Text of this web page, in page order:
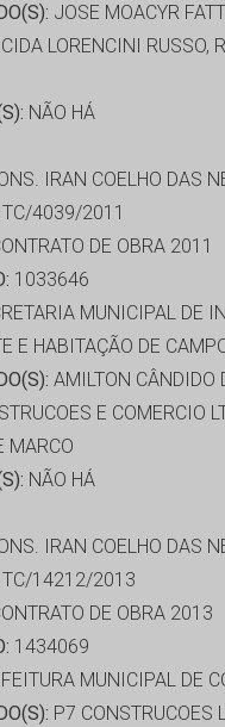
JOSE MOACYR
LORENCINI RUSSO,
NÃO HÁ
IRAN COELHO DAS
TC/4039/2011
DE OBRA 2011
1033646
MUNICIPAL DE
E HABITAÇÃO DE
AMILTON CÂNDIDO
E COMERCIO
MARCO
NÃO HÁ
IRAN COELHO DAS
TC/14212/2013
DE OBRA 2013
1434069
MUNICIPAL DE
P7 CONSTRUCOES